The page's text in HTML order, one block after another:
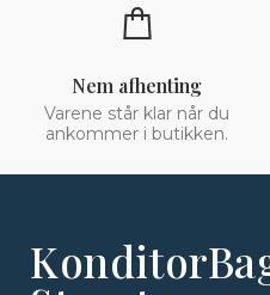
Nem afhenting
Varene står klar når du
ankommer i butikken.